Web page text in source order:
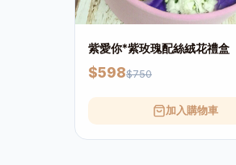
紫愛你*紫玫瑰配絲絨花禮盒
$598$750
加入購物車